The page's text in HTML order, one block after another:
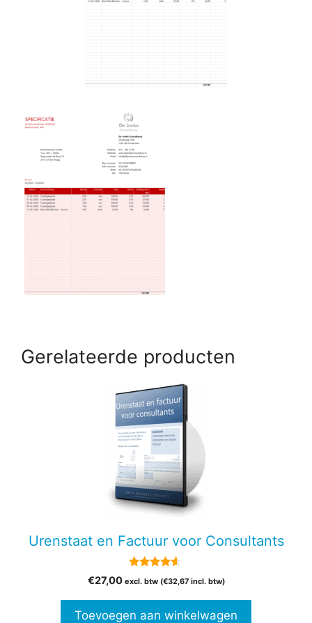
Gerelateerde producten
Urenstaat en Factuur voor Consultants
4.38
van 5
€27,00 excl. btw (€32,67incl. btw)
Toevoegen aan winkelwagen